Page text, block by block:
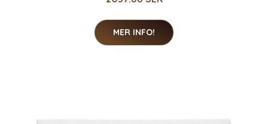
MER INFO!